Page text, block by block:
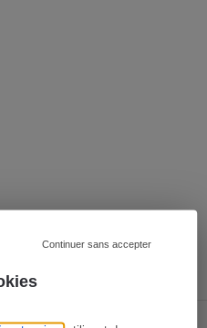
Continuer sans accepter